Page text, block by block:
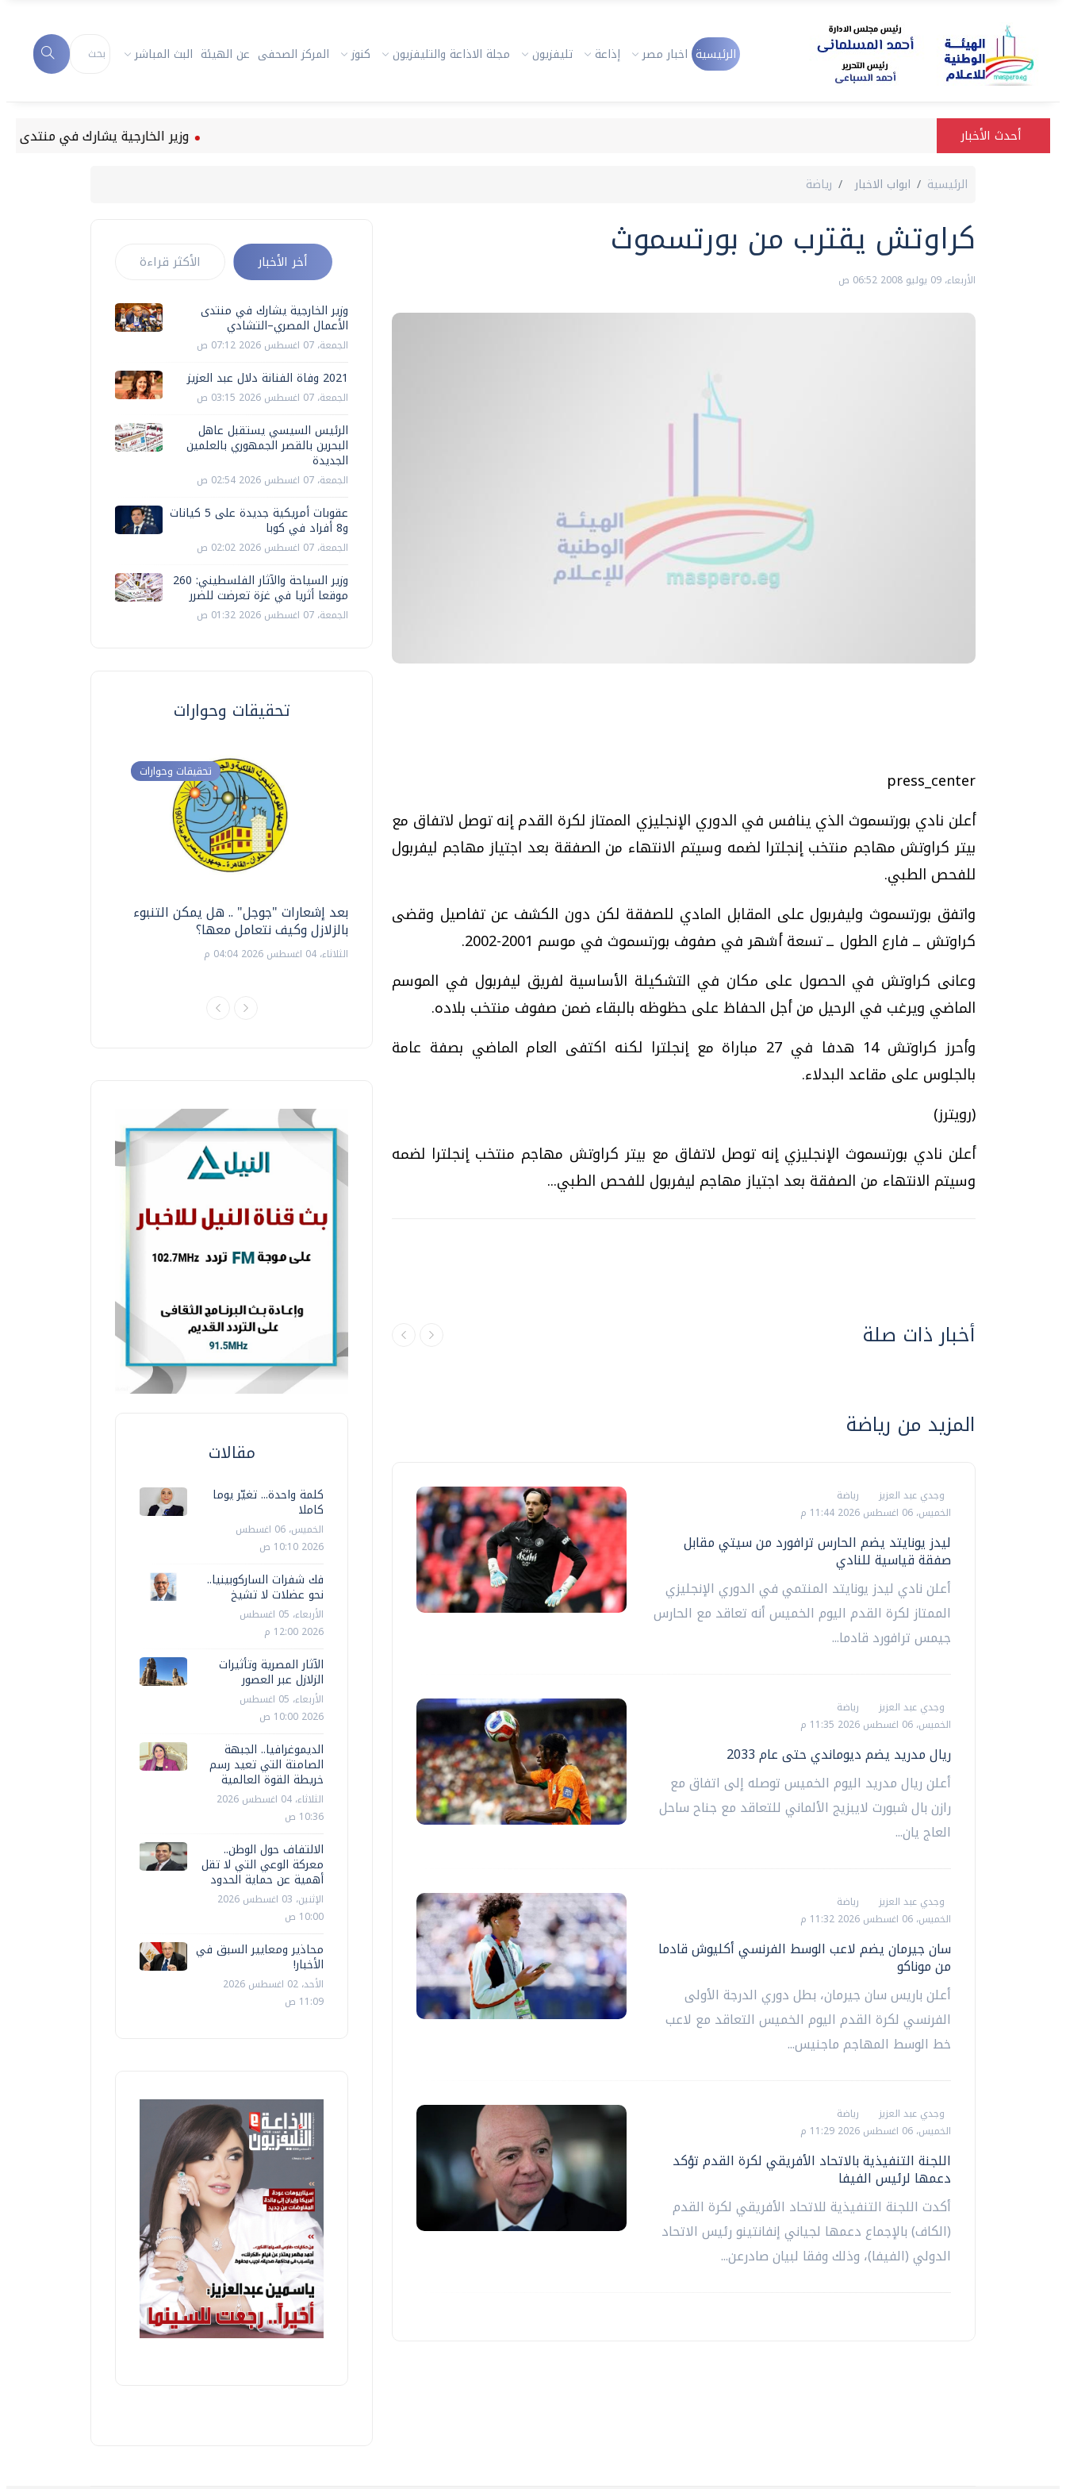
الرئيسية اخبار مصر إذاعة تليفزيون مجلة الاذاعة والتليفزيون كنوز المركز الصحفى عن الهيئة البث المباشر
أحدث الأخبار وزير الخارجية يشارك في منتدى الأعمال
الرئيسية ابواب الاخبار رياضة
كراوتش يقترب من بورتسموث
الأربعاء، 09 يوليو 2008 06:52 ص
press_center
أعلن نادي بورتسموث الذي ينافس في الدوري الإنجليزي الممتاز لكرة القدم إنه توصل لاتفاق مع
بيتر كراوتش مهاجم منتخب إنجلترا لضمه وسيتم الانتهاء من الصفقة بعد اجتياز مهاجم ليفربول
للفحص الطبي.
واتفق بورتسموث وليفربول على المقابل المادي للصفقة لكن دون الكشف عن تفاصيل وقضى
كراوتش ــ فارع الطول ــ تسعة أشهر في صفوف بورتسموث في موسم 2001-2002.
وعانى كراوتش في الحصول على مكان في التشكيلة الأساسية لفريق ليفربول في الموسم
الماضي ويرغب في الرحيل من أجل الحفاظ على حظوظه بالبقاء ضمن صفوف منتخب بلاده.
وأحرز كراوتش 14 هدفا في 27 مباراة مع إنجلترا لكنه اكتفى العام الماضي بصفة عامة
بالجلوس على مقاعد البدلاء.
(رويترز)
أعلن نادي بورتسموث الإنجليزي إنه توصل لاتفاق مع بيتر كراوتش مهاجم منتخب إنجلترا لضمه
وسيتم الانتهاء من الصفقة بعد اجتياز مهاجم ليفربول للفحص الطبي...
أخبار ذات صلة
المزيد من رياضة
وجدي عبد العزيز
رياضة
الخميس، 06 اغسطس 2026 11:44 م
ليدز يونايتد يضم الحارس ترافورد من سيتي مقابل
صفقة قياسية للنادي
أعلن نادي ليدز يونايتد المنتمي في الدوري الإنجليزي
الممتاز لكرة القدم اليوم الخميس أنه تعاقد مع الحارس
جيمس ترافورد قادما...
وجدي عبد العزيز
رياضة
الخميس، 06 اغسطس 2026 11:35 م
ريال مدريد يضم ديوماندي حتى عام 2033
أعلن ريال مدريد اليوم الخميس توصله إلى اتفاق مع
رازن بال شبورت لايبزيج الألماني للتعاقد مع جناح ساحل
العاج يان...
وجدي عبد العزيز
رياضة
الخميس، 06 اغسطس 2026 11:32 م
سان جيرمان يضم لاعب الوسط الفرنسي أكليوش قادما
من موناكو
أعلن باريس سان جيرمان، بطل دوري الدرجة الأولى
الفرنسي لكرة القدم ‌اليوم الخميس التعاقد مع لاعب
خط الوسط المهاجم ماجنيس...
وجدي عبد العزيز
رياضة
الخميس، 06 اغسطس 2026 11:29 م
اللجنة التنفيذية بالاتحاد الأفريقي لكرة القدم تؤكد
دعمها لرئيس الفيفا
أكدت اللجنة التنفيذية للاتحاد الأفريقي لكرة القدم
(الكاف) بالإجماع دعمها لجياني إنفانتينو رئيس ‌الاتحاد
الدولي (الفيفا)، وذلك وفقا لبيان صادرعن...
أخر الأخبار الأكثر قراءة
وزير الخارجية يشارك في منتدى
الأعمال المصري–التشادي
الجمعة، 07 اغسطس 2026 07:12 ص
2021 وفاة الفنانة دلال عبد العزيز
الجمعة، 07 اغسطس 2026 03:15 ص
الرئيس السيسي يستقبل عاهل
البحرين بالقصر الجمهوري بالعلمين
الجديدة
الجمعة، 07 اغسطس 2026 02:54 ص
عقوبات أمريكية جديدة على 5 كيانات
و8 أفراد في كوبا
الجمعة، 07 اغسطس 2026 02:02 ص
وزير السياحة والآثار الفلسطيني: 260
موقعا أثريا في غزة تعرضت للضرر
الجمعة، 07 اغسطس 2026 01:32 ص
تحقيقات وحوارات
تحقيقات وحوارات
بعد إشعارات "جوجل" .. هل يمكن التنبوء
بالزلازل وكيف نتعامل معها؟
الثلاثاء، 04 اغسطس 2026 04:04 م
دليلك للتنسيق الجامعي .. تساؤلات
وإجابات
السبت، 01 اغسطس 2026 10:25 ص
فيديو.. الإعلام الرقمي.. تقنيات واعدة
وتحديات هائلة
موجات الطقس الساخنة.. لماذا تحدث وكيف
مقالات
كلمة واحدة... تغيّر يوما
كاملا
الخميس، 06 اغسطس
2026 10:10 ص
فك شفرات الساركوبينيا..
نحو عضلات لا تشيخ
الأربعاء، 05 اغسطس
2026 12:00 م
الآثار المصرية وتأثيرات
الزلازل عبر العصور
الأربعاء، 05 اغسطس
2026 10:00 ص
الديموغرافيا.. الجبهة
الصامتة التي تعيد رسم
خريطة القوة العالمية
الثلاثاء، 04 اغسطس 2026
10:36 ص
الالتفاف حول الوطن..
معركة الوعي التي لا تقل
أهمية عن حماية الحدود
الإثنين، 03 اغسطس 2026
10:00 ص
محاذير ومعايير السبق في
الأخبار!
الأحد، 02 اغسطس 2026
11:09 ص